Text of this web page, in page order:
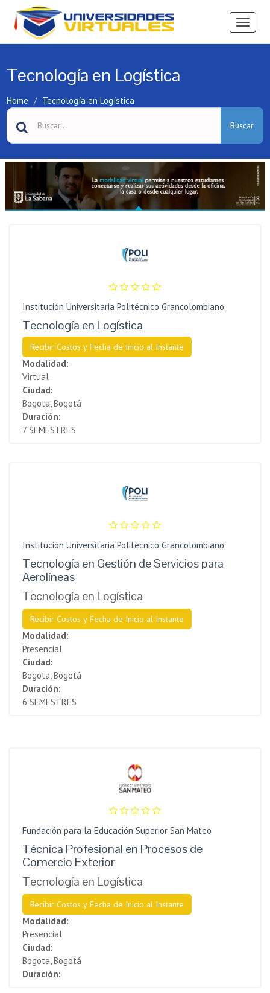
Ver
Tecnología en Logística
Home Tecnología en Logística
Buscar
Institución Universitaria Politécnico Grancolombiano
Tecnología en Logística
Recibir Costos y Fecha de Inicio al Instante
Modalidad:
Virtual
Ciudad:
Bogota, Bogotá
Duración:
7 SEMESTRES
Institución Universitaria Politécnico Grancolombiano
Tecnología en Gestión de Servicios para
Aerolíneas
Tecnología en Logística
Recibir Costos y Fecha de Inicio al Instante
Modalidad:
Presencial
Ciudad:
Bogota, Bogotá
Duración:
6 SEMESTRES
Fundación para la Educación Superior San Mateo
Técnica Profesional en Procesos de
Comercio Exterior
Tecnología en Logística
Recibir Costos y Fecha de Inicio al Instante
Modalidad:
Presencial
Ciudad:
Bogota, Bogotá
Duración: